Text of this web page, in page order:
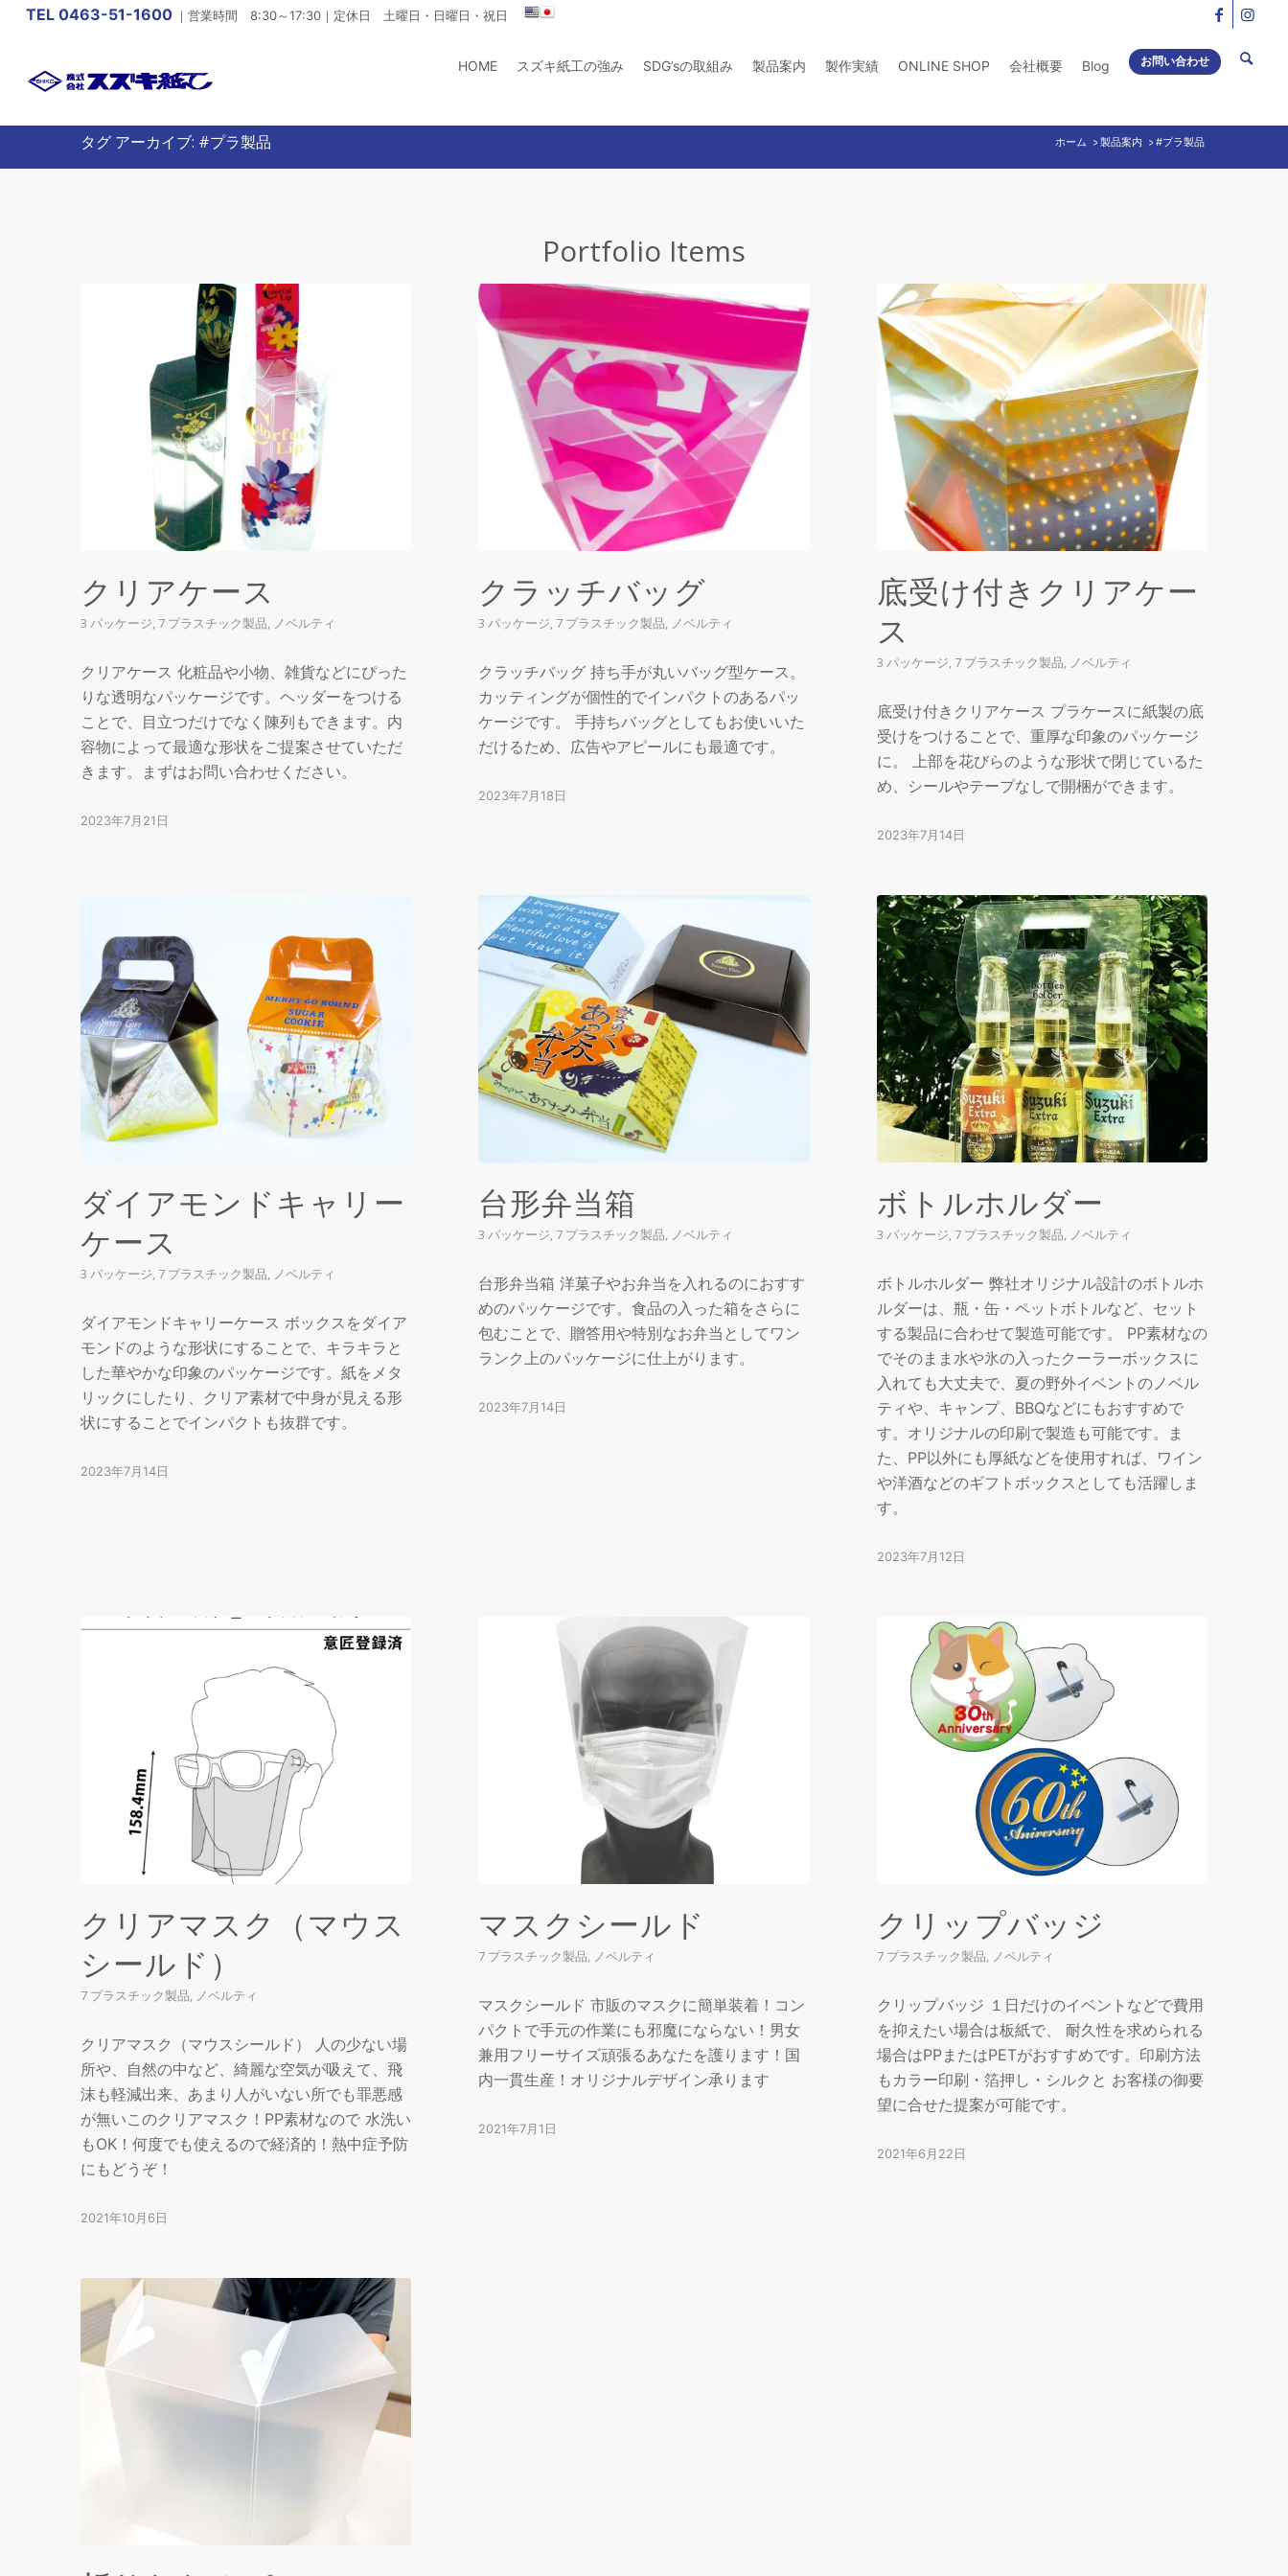
TEL 0463-51-1600 ｜営業時間 8:30～17:30｜定休日 土曜日・日曜日・祝日
HOME スズキ紙工の強み SDG’sの取組み 製品案内 製作実績 ONLINE SHOP 会社概要 Blog お問い合わせ
タグ アーカイブ: #プラ製品 ホーム /
製品案内 /
#プラ製品
Portfolio Items
クリアケース
3 パッケージ, 7 プラスチック製品, ノベルティ
クリアケース 化粧品や小物、雑貨などにぴった
りな透明なパッケージです。ヘッダーをつける
ことで、目立つだけでなく陳列もできます。内
容物によって最適な形状をご提案させていただ
きます。まずはお問い合わせください。
2023年7月21日
クラッチバッグ
3 パッケージ, 7 プラスチック製品, ノベルティ
クラッチバッグ 持ち手が丸いバッグ型ケース。
カッティングが個性的でインパクトのあるパッ
ケージです。 手持ちバッグとしてもお使いいた
だけるため、広告やアピールにも最適です。
2023年7月18日
底受け付きクリアケー
ス
3 パッケージ, 7 プラスチック製品, ノベルティ
底受け付きクリアケース プラケースに紙製の底
受けをつけることで、重厚な印象のパッケージ
に。 上部を花びらのような形状で閉じているた
め、シールやテープなしで開梱ができます。
2023年7月14日
ダイアモンドキャリー
ケース
3 パッケージ, 7 プラスチック製品, ノベルティ
ダイアモンドキャリーケース ボックスをダイア
モンドのような形状にすることで、キラキラと
した華やかな印象のパッケージです。紙をメタ
リックにしたり、クリア素材で中身が見える形
状にすることでインパクトも抜群です。
2023年7月14日
台形弁当箱
3 パッケージ, 7 プラスチック製品, ノベルティ
台形弁当箱 洋菓子やお弁当を入れるのにおすす
めのパッケージです。食品の入った箱をさらに
包むことで、贈答用や特別なお弁当としてワン
ランク上のパッケージに仕上がります。
2023年7月14日
ボトルホルダー
3 パッケージ, 7 プラスチック製品, ノベルティ
ボトルホルダー 弊社オリジナル設計のボトルホ
ルダーは、瓶・缶・ペットボトルなど、セット
する製品に合わせて製造可能です。 PP素材なの
でそのまま水や氷の入ったクーラーボックスに
入れても大丈夫で、夏の野外イベントのノベル
ティや、キャンプ、BBQなどにもおすすめで
す。オリジナルの印刷で製造も可能です。ま
た、PP以外にも厚紙などを使用すれば、ワイン
や洋酒などのギフトボックスとしても活躍しま
す。
2023年7月12日
クリアマスク（マウス
シールド）
7 プラスチック製品, ノベルティ
クリアマスク（マウスシールド） 人の少ない場
所や、自然の中など、綺麗な空気が吸えて、飛
沫も軽減出来、あまり人がいない所でも罪悪感
が無いこのクリアマスク！PP素材なので 水洗い
もOK！何度でも使えるので経済的！熱中症予防
にもどうぞ！
2021年10月6日
マスクシールド
7 プラスチック製品, ノベルティ
マスクシールド 市販のマスクに簡単装着！コン
パクトで手元の作業にも邪魔にならない！男女
兼用フリーサイズ頑張るあなたを護ります！国
内一貫生産！オリジナルデザイン承ります
2021年7月1日
クリップバッジ
7 プラスチック製品, ノベルティ
クリップバッジ １日だけのイベントなどで費用
を抑えたい場合は板紙で、 耐久性を求められる
場合はPPまたはPETがおすすめです。印刷方法
もカラー印刷・箔押し・シルクと お客様の御要
望に合せた提案が可能です。
2021年6月22日